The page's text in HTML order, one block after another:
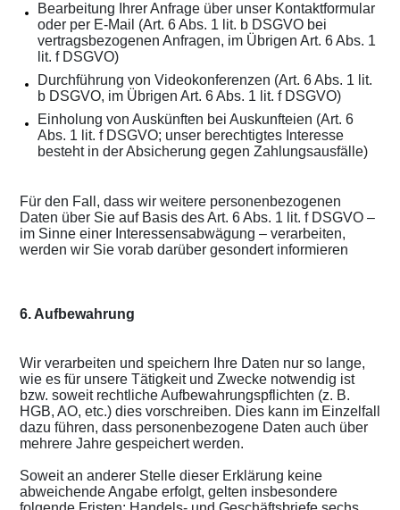
Bearbeitung Ihrer Anfrage über unser Kontaktformular
oder per E-Mail (Art. 6 Abs. 1 lit. b DSGVO bei
vertragsbezogenen Anfragen, im Übrigen Art. 6 Abs. 1
lit. f DSGVO)
Durchführung von Videokonferenzen (Art. 6 Abs. 1 lit.
b DSGVO, im Übrigen Art. 6 Abs. 1 lit. f DSGVO)
Einholung von Auskünften bei Auskunfteien (Art. 6
Abs. 1 lit. f DSGVO; unser berechtigtes Interesse
besteht in der Absicherung gegen Zahlungsausfälle)
Für den Fall, dass wir weitere personenbezogenen
Daten über Sie auf Basis des Art. 6 Abs. 1 lit. f DSGVO –
im Sinne einer Interessensabwägung – verarbeiten,
werden wir Sie vorab darüber gesondert informieren
6. Aufbewahrung
Wir verarbeiten und speichern Ihre Daten nur so lange,
wie es für unsere Tätigkeit und Zwecke notwendig ist
bzw. soweit rechtliche Aufbewahrungspflichten (z. B.
HGB, AO, etc.) dies vorschreiben. Dies kann im Einzelfall
dazu führen, dass personenbezogene Daten auch über
mehrere Jahre gespeichert werden.
Soweit an anderer Stelle dieser Erklärung keine
abweichende Angabe erfolgt, gelten insbesondere